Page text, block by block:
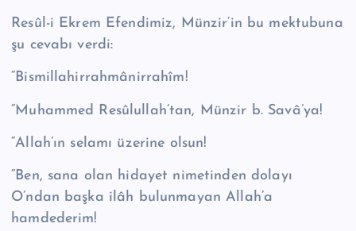
Resûl-i Ekrem Efendimiz, Münzir’in bu mektubuna
şu cevabı verdi:
“Bismillahirrahmânirrahîm!
“Muhammed Re­sû­lul­lah’tan, Münzir b. Savâ’ya!
“Allah’ın selamı üzerine olsun!
“Ben, sana olan hidayet nimetinden dolayı
O’ndan başka ilâh bulunmayan Allah’a
hamdederim!